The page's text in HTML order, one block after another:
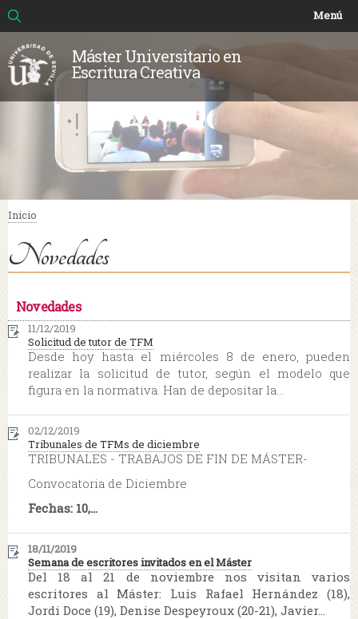
Menú
Máster Universitario en
Escritura Creativa
Formulario de búsqueda
Buscar
Se encuentra usted aquí
Inicio
Novedades
Novedades
11/12/2019
Solicitud de tutor de TFM
Desde hoy hasta el miércoles 8 de enero, pueden
realizar la solicitud de tutor, según el modelo que
figura en la normativa. Han de depositar la...
02/12/2019
Tribunales de TFMs de diciembre
TRIBUNALES - TRABAJOS DE FIN DE MÁSTER-
Convocatoria de Diciembre
Fechas: 10,...
18/11/2019
Semana de escritores invitados en el Máster
Del 18 al 21 de noviembre nos visitan varios
escritores al Máster: Luis Rafael Hernández (18),
Jordi Doce (19), Denise Despeyroux (20-21), Javier...